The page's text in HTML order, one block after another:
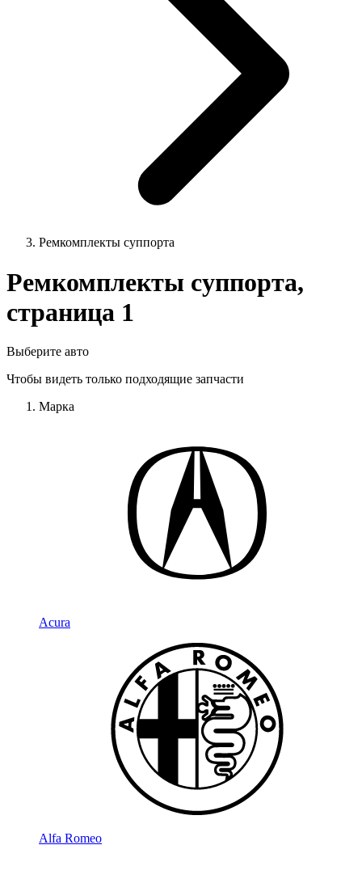
Ремкомплекты суппорта
Ремкомплекты суппорта,
страница 1
Выберите авто
Чтобы видеть только подходящие запчасти
Марка
Acura
Alfa Romeo